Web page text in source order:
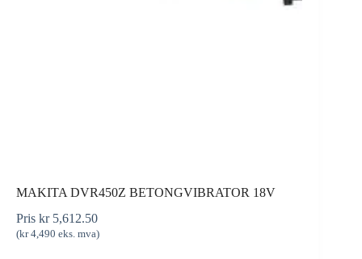
MAKITA DVR450Z BETONGVIBRATOR 18V
Pris kr5,612.50
(kr4,490 eks. mva)